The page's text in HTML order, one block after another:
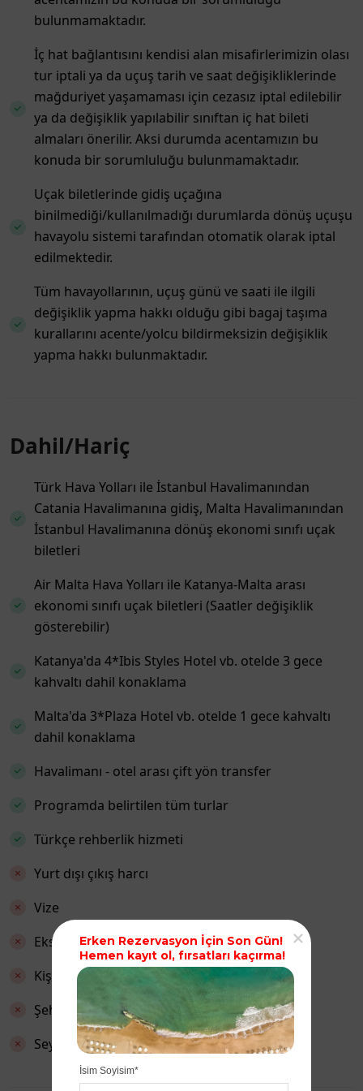
bulunmamaktadır.
İç hat bağlantısını kendisi alan misafirlerimizin olası
tur iptali ya da uçuş tarih ve saat değişikliklerinde
mağduriyet yaşamaması için cezasız iptal edilebilir
ya da değişiklik yapılabilir sınıftan iç hat bileti
almaları önerilir. Aksi durumda acentamızın bu
konuda bir sorumluluğu bulunmamaktadır.
Uçak biletlerinde gidiş uçağına
binilmediği/kullanılmadığı durumlarda dönüş uçuşu
havayolu sistemi tarafından otomatik olarak iptal
edilmektedir.
Tüm havayollarının, uçuş günü ve saati ile ilgili
değişiklik yapma hakkı olduğu gibi bagaj taşıma
kurallarını acente/yolcu bildirmeksizin değişiklik
yapma hakkı bulunmaktadır.
Dahil/Hariç
Türk Hava Yolları ile İstanbul Havalimanından
Catania Havalimanına gidiş, Malta Havalimanından
İstanbul Havalimanına dönüş ekonomi sınıfı uçak
biletleri
Air Malta Hava Yolları ile Katanya-Malta arası
ekonomi sınıfı uçak biletleri (Saatler değişiklik
gösterebilir)
Katanya'da 4*Ibis Styles Hotel vb. otelde 3 gece
kahvaltı dahil konaklama
Malta'da 3*Plaza Hotel vb. otelde 1 gece kahvaltı
dahil konaklama
Havalimanı - otel arası çift yön transfer
Programda belirtilen tüm turlar
Türkçe rehberlik hizmeti
Yurt dışı çıkış harcı
Vize
Ekstra turlar
Kişisel harcamalar
Şehir vergileri
Seyahat sağlık sigortası
İsim Soyisim*
Erken Rezervasyon İçin Son Gün!
Hemen kayıt ol, fırsatları kaçırma!